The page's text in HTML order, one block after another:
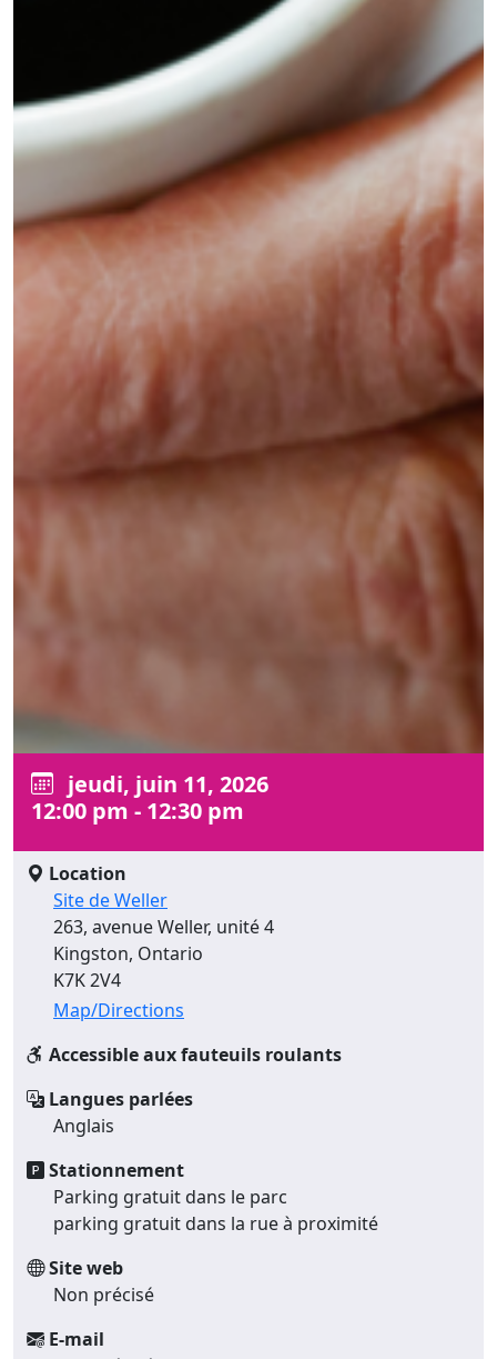
jeudi, juin 11, 2026
12:00 pm - 12:30 pm
Location
Site de Weller
263, avenue Weller, unité 4
Kingston, Ontario
K7K 2V4
Map/Directions
Accessible aux fauteuils roulants
Langues parlées
Anglais
Stationnement
Parking gratuit dans le parc
parking gratuit dans la rue à proximité
Site web
Non précisé
E-mail